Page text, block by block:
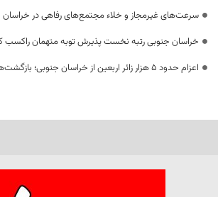
سرعت‌های غیرمجاز و خلاء مجتمع‌های رفاهی در خراسان
خراسان جنوبی رتبه نخست پذیرش توبه متهمان راکسب
اعزام حدود 5 هزار زائر اربعین از خراسان جنوبی؛ بازگشت‌ها آغاز شد